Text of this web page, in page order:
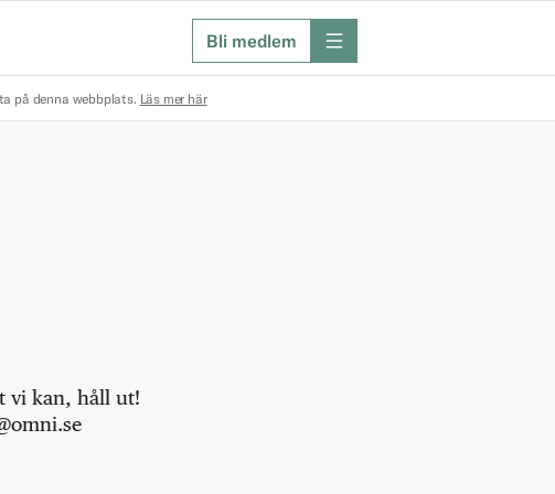
Bli medlem meny
på denna webbplats. Läs mer här
vi kan, håll ut!